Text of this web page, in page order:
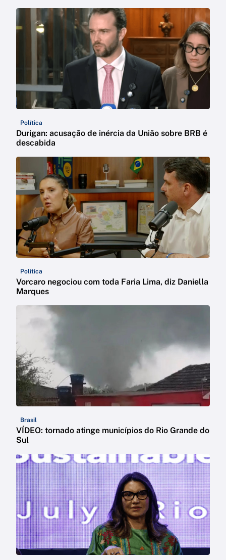
Política
Durigan: acusação de inércia da União sobre BRB é
descabida
Política
Vorcaro negociou com toda Faria Lima, diz Daniella
Marques
Brasil
VÍDEO: tornado atinge municípios do Rio Grande do
Sul